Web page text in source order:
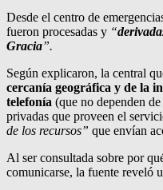
Desde el centro de
fueron procesadas y “
Gracia”.
Según explicaron, la central
cercanía geográfica y de la
telefonía (que no dependen
privadas que proveen el
de los recursos” que envían
Al ser consultada sobre por
comunicarse, la fuente reveló